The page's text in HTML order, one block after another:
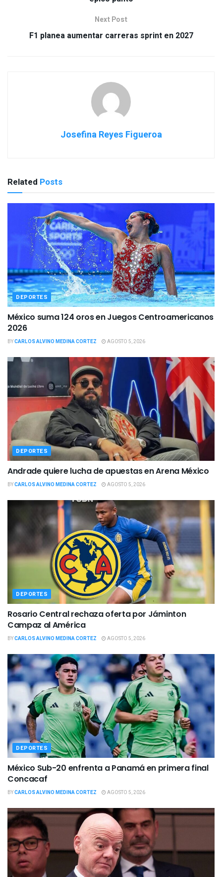
Next Post
F1 planea aumentar carreras sprint en 2027
Josefina Reyes Figueroa
Related Posts
DEPORTES
México suma 124 oros en Juegos Centroamericanos
2026
BYCARLOS ALVINO MEDINA CORTEZ AGOSTO 5, 2026
DEPORTES
Andrade quiere lucha de apuestas en Arena México
BYCARLOS ALVINO MEDINA CORTEZ AGOSTO 5, 2026
DEPORTES
Rosario Central rechaza oferta por Jáminton
Campaz al América
BYCARLOS ALVINO MEDINA CORTEZ AGOSTO 5, 2026
DEPORTES
México Sub-20 enfrenta a Panamá en primera final
Concacaf
BYCARLOS ALVINO MEDINA CORTEZ AGOSTO 5, 2026